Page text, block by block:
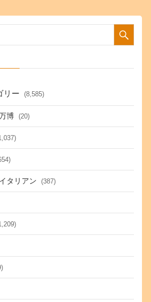
リー (8,585)
博 (20)
タリアン (387)